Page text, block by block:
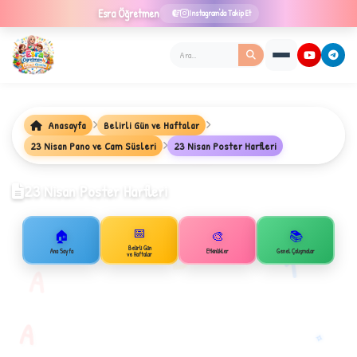
Esra Öğretmen Instagram'da Takip Et
A
B
★
✧
Anasayfa
Belirli Gün ve Haftalar
23 Nisan Pano ve Cam Süsleri
23 Nisan Poster Harfleri
23 Nisan Poster Harfleri
🏠
Ana Sayfa
📅
Belirli Gün
ve Haftalar
🎨
Etkinlikler
📚
Genel Çalışmalar
1